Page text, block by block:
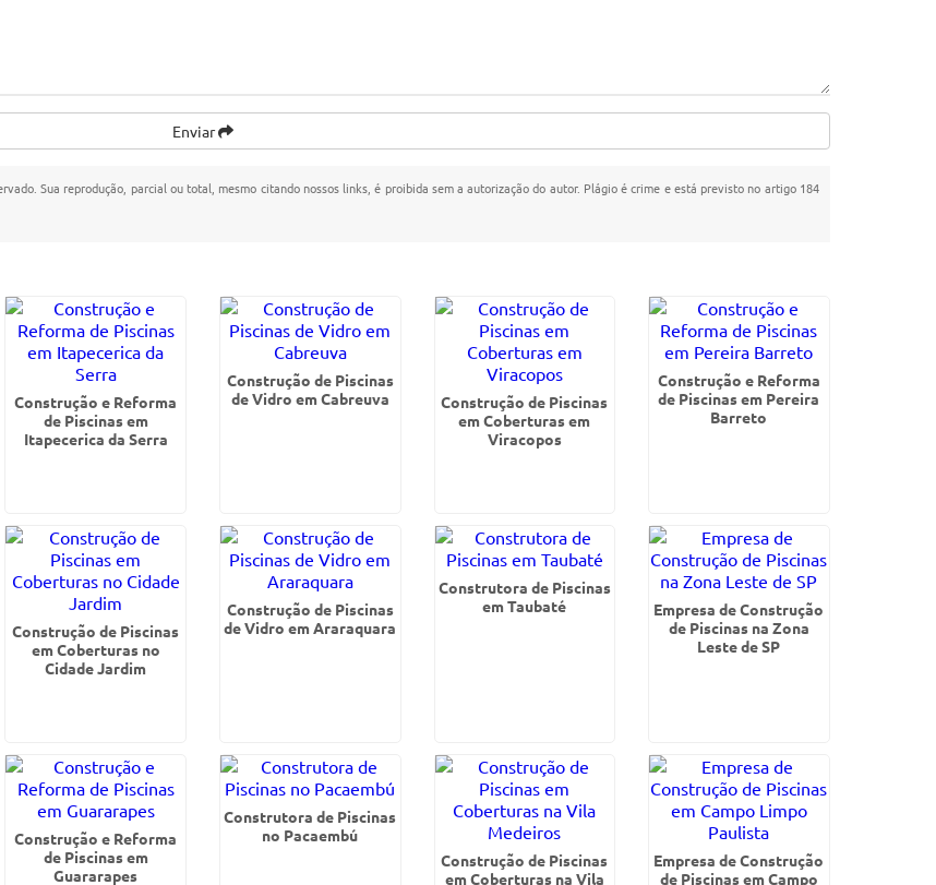
Enviar
Sua reprodução, parcial ou total, mesmo citando nossos links, é proibida sem a autorização do autor. Plágio é crime e está previsto no artigo 184
Construção e Reforma
de Piscinas em
Itapecerica da Serra
Construção de Piscinas
de Vidro em Cabreuva
Construção de Piscinas
em Coberturas em
Viracopos
Construção e Reforma
de Piscinas em Pereira
Barreto
Construção de Piscinas
em Coberturas no
Cidade Jardim
Construção de Piscinas
de Vidro em Araraquara
Construtora de Piscinas
em Taubaté
Empresa de Construção
de Piscinas na Zona
Leste de SP
Construção e Reforma
de Piscinas em
Guararapes
Construtora de Piscinas
no Pacaembú
Construção de Piscinas
em Coberturas na Vila
Empresa de Construção
de Piscinas em Campo